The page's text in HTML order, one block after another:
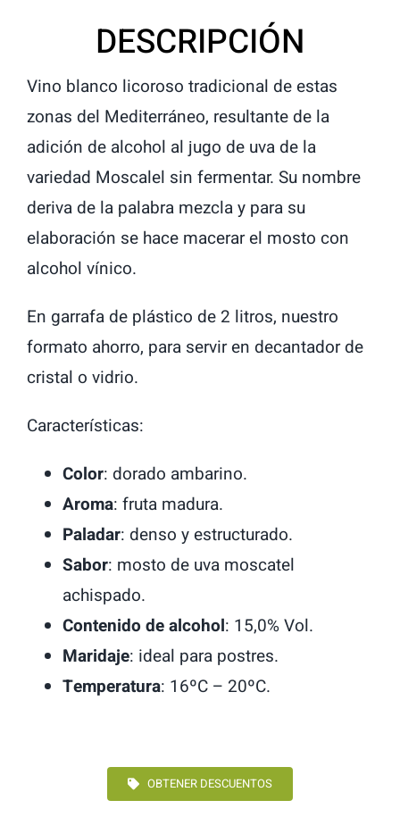
DESCRIPCIÓN
Vino blanco licoroso tradicional de estas
zonas del Mediterráneo, resultante de la
adición de alcohol al jugo de uva de la
variedad Moscalel sin fermentar. Su nombre
deriva de la palabra mezcla y para su
elaboración se hace macerar el mosto con
alcohol vínico.
En garrafa de plástico de 2 litros, nuestro
formato ahorro, para servir en decantador de
cristal o vidrio.
Características:
Color: dorado ambarino.
Aroma: fruta madura.
Paladar: denso y estructurado.
Sabor: mosto de uva moscatel
achispado.
Contenido de alcohol: 15,0% Vol.
Maridaje: ideal para postres.
Temperatura: 16ºC – 20ºC.
OBTENER DESCUENTOS